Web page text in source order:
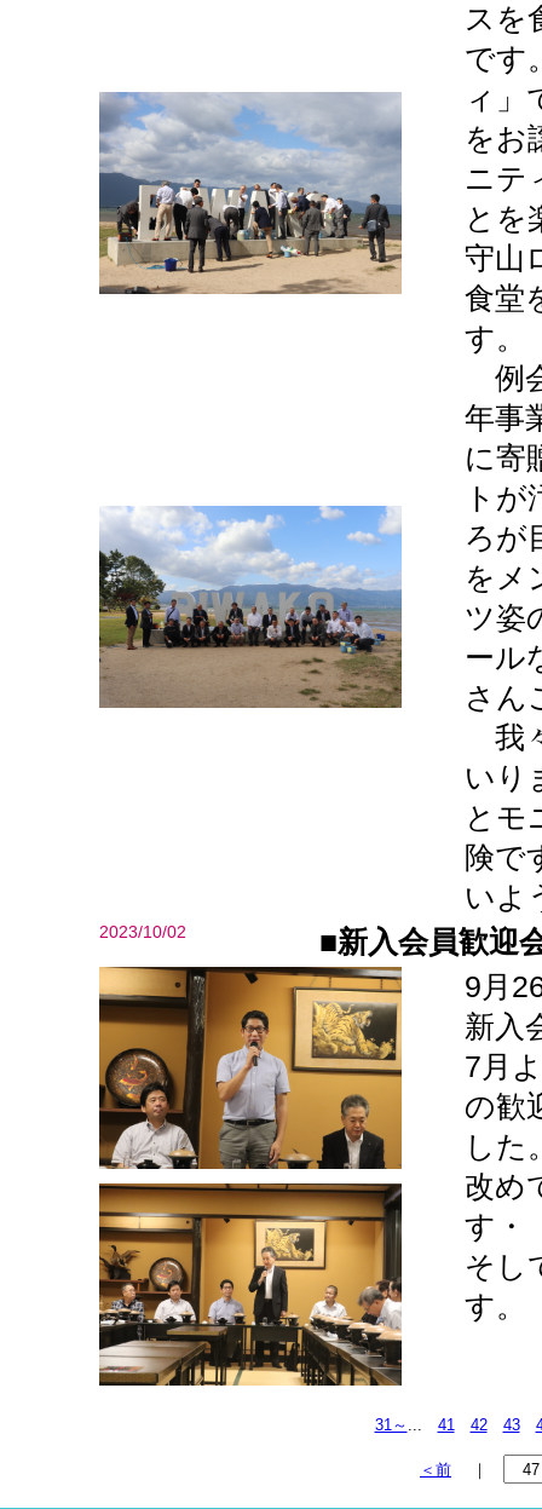
スを
です
ィ」
をお
ニテ
とを
守山
食堂
す。
例
年事
に寄
ト
ろが
をメ
ツ姿
ール
さん
我
いり
とモ
険で
い
2023/10/02
■新入会員歓迎
9月
新入
7月
の歓
した
改め
す・
そし
す。
31～ ... 41 42 43
＜前 ｜